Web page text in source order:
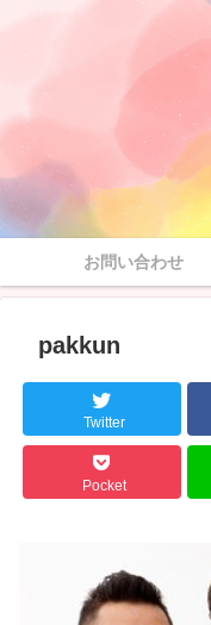
お問い合わせ
pakkun
Twitter
Pocket